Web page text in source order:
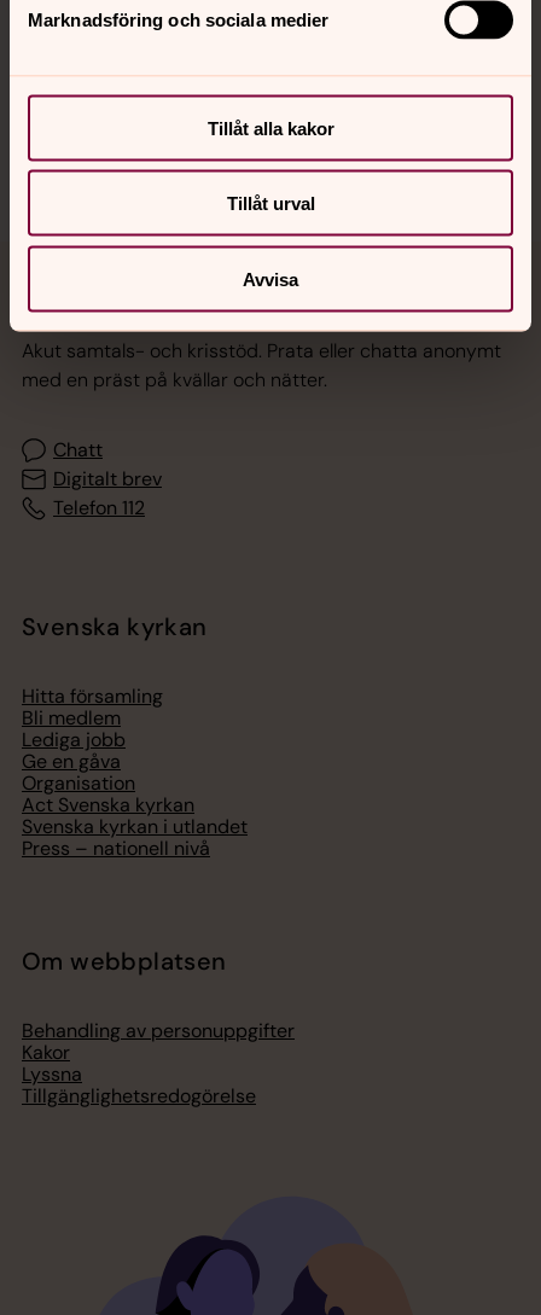
Marknadsföring och sociala medier
Tillåt alla kakor
Tillåt urval
Avvisa
Hitta snabbt
Sociala kanaler
Akut samtals- och krisstöd. Prata eller chatta anonymt
med en präst på kvällar och nätter.
Chatt
Digitalt brev
Telefon 112
Svenska kyrkan
Hitta församling
Bli medlem
Lediga jobb
Ge en gåva
Organisation
Act Svenska kyrkan
Svenska kyrkan i utlandet
Press – nationell nivå
Om webbplatsen
Behandling av personuppgifter
Kakor
Lyssna
Tillgänglighetsredogörelse